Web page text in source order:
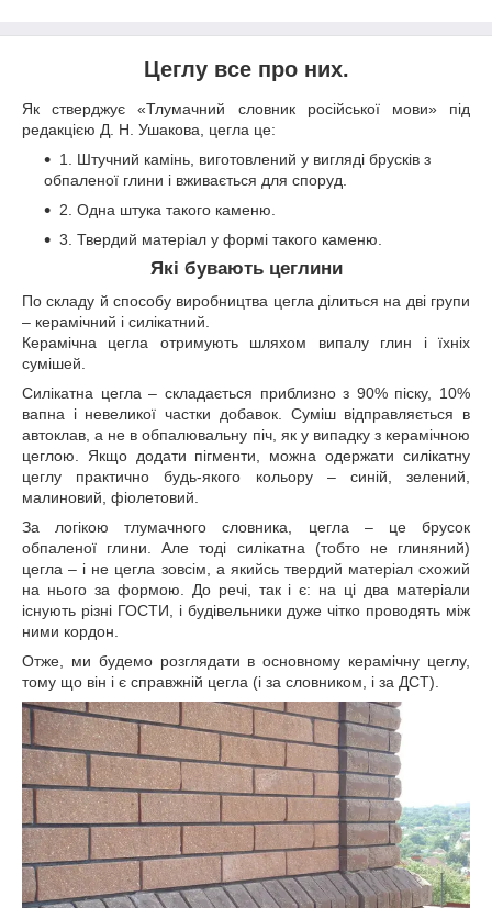
Цеглу все про них.
Як стверджує «Тлумачний словник російської мови» під
редакцією Д. Н. Ушакова, цегла це:
1. Штучний камінь, виготовлений у вигляді брусків з
обпаленої глини і вживається для споруд.
2. Одна штука такого каменю.
3. Твердий матеріал у формі такого каменю.
Які бувають цеглини
По складу й способу виробництва цегла ділиться на дві групи
– керамічний і силікатний.
Керамічна цегла отримують шляхом випалу глин і їхніх
сумішей.
Силікатна цегла – складається приблизно з 90% піску, 10%
вапна і невеликої частки добавок. Суміш відправляється в
автоклав, а не в обпалювальну піч, як у випадку з керамічною
цеглою. Якщо додати пігменти, можна одержати силікатну
цеглу практично будь-якого кольору – синій, зелений,
малиновий, фіолетовий.
За логікою тлумачного словника, цегла – це брусок
обпаленої глини. Але тоді силікатна (тобто не глиняний)
цегла – і не цегла зовсім, а якийсь твердий матеріал схожий
на нього за формою. До речі, так і є: на ці два матеріали
існують різні ГОСТИ, і будівельники дуже чітко проводять між
ними кордон.
Отже, ми будемо розглядати в основному керамічну цеглу,
тому що він і є справжній цегла (і за словником, і за ДСТ).